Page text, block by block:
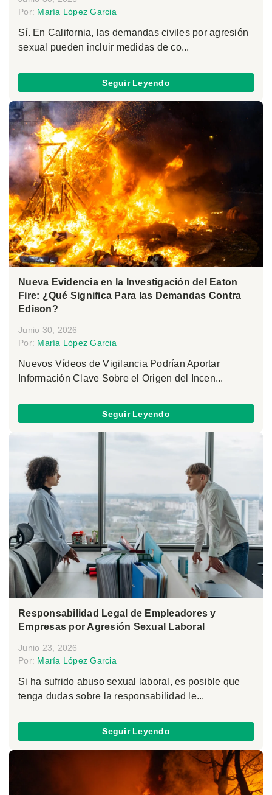
Por: María López Garcia
Sí. En California, las demandas civiles por agresión
sexual pueden incluir medidas de co...
Seguir Leyendo
Nueva Evidencia en la Investigación del Eaton
Fire: ¿Qué Significa Para las Demandas Contra
Edison?
Junio 30, 2026
Por: María López Garcia
Nuevos Vídeos de Vigilancia Podrían Aportar
Información Clave Sobre el Origen del Incen...
Seguir Leyendo
Responsabilidad Legal de Empleadores y
Empresas por Agresión Sexual Laboral
Junio 23, 2026
Por: María López Garcia
Si ha sufrido abuso sexual laboral, es posible que
tenga dudas sobre la responsabilidad le...
Seguir Leyendo